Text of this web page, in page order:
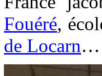
Fouéré,
de Locarn…